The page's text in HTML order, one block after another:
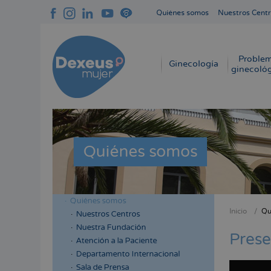
Quiénes somos Nuestros
Navegación
Ginecología
Quiénes somos
Menú
lateral
cabecera
Quiénes somos
Nuestros Centros
Nuestra Fundación
Atención a la Paciente
Departamento Internacional
Sala de Prensa
Inicio